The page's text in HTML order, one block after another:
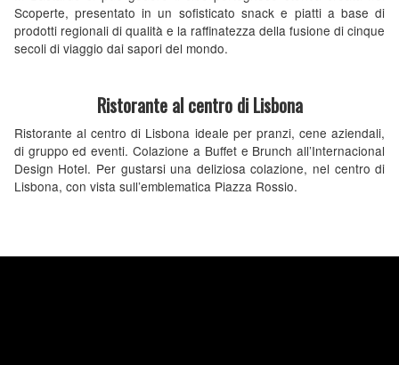
Scoperte, presentato in un sofisticato snack e piatti a base di
prodotti regionali di qualità e la raffinatezza della fusione di cinque
secoli di viaggio dai sapori del mondo.
Ristorante al centro di Lisbona
Ristorante al centro di Lisbona ideale per pranzi, cene aziendali,
di gruppo ed eventi. Colazione a Buffet e Brunch all’Internacional
Design Hotel. Per gustarsi una deliziosa colazione, nel centro di
Lisbona, con vista sull’emblematica Piazza Rossio.